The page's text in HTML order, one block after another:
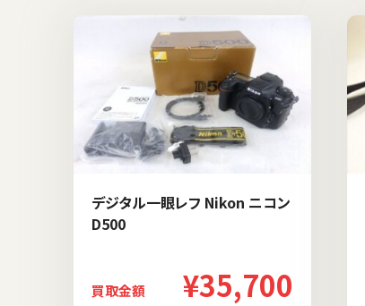
デジタル一眼レフ Nikon ニコン
D500
買取金額 ¥35,700